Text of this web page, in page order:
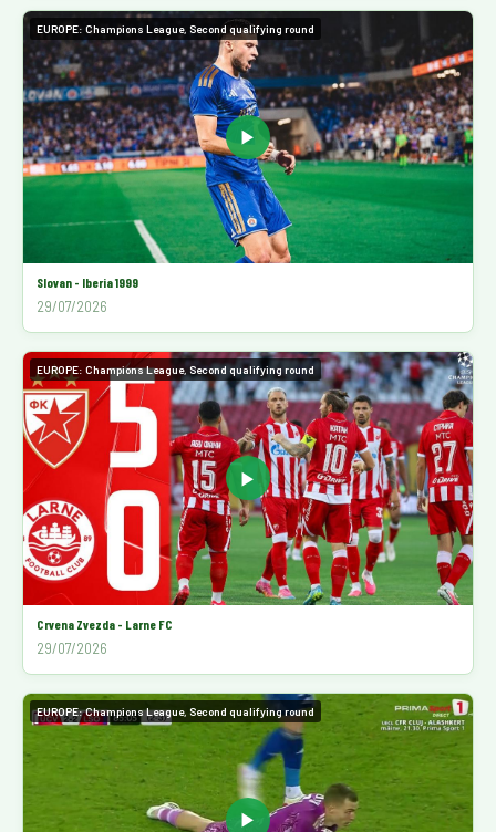
▶
EUROPE: Champions League, Second qualifying round
Slovan - Iberia 1999
29/07/2026
▶
EUROPE: Champions League, Second qualifying round
Crvena Zvezda - Larne FC
29/07/2026
▶
EUROPE: Champions League, Second qualifying round